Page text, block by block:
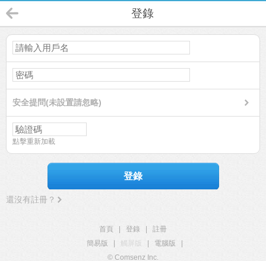
登錄
安全提問(未設置請忽略)
點擊重新加載
登錄
還沒有註冊？
首頁 登錄
註冊
簡易版
觸屏版 電腦版
© Comsenz Inc.